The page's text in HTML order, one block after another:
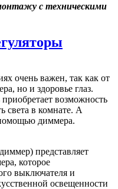
с техническими
очень важен, так как от
но и здоровье глаз.
возможность
света в комнате. А
диммера.
представляет
которое
выключателя и
освещенности